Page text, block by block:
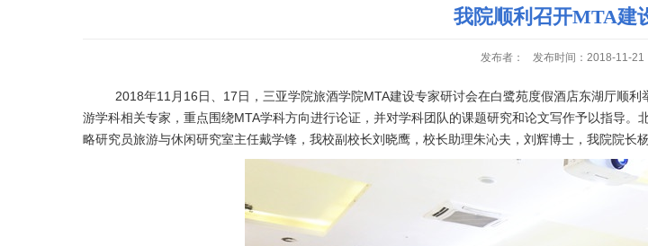
我院顺利召开MTA建
发布者： 发布时间：2018-11-21
2018年11 月 16日、 17日，三亚学院旅酒学院MTA建设专家研讨会在白鹭苑度假酒店东湖厅顺
游学科相关专家， 重点围绕MTA学科方向进行论证，并对学科团队的课题研究和论文写作予以指导。
略研究员旅游与休闲研究室主任戴学锋，我校副校长刘晓鹰，校长助理朱沁夫，刘辉博士，我院院长